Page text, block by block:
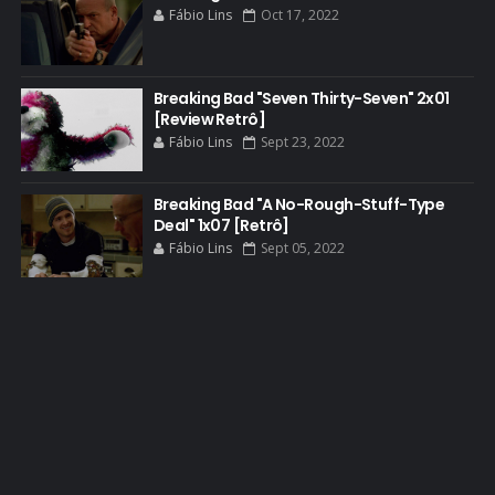
BLOOPERS
BLU-RAY
BOB ODENKIRK
BOB ODENKIRK CINEMA
BOB ODENKIRK TV
BREAKING BAD ART PROJECT
BREAKING BAD HISTORY
BREAKING BAD DA VIDA REAL
Fábio Lins Oct 17, 2022
Breaking Bad "Seven Thirty-Seven" 2x01
[Review Retrô]
Fábio Lins Sept 23, 2022
Breaking Bad "A No-Rough-Stuff-Type
Deal" 1x07 [Retrô]
Fábio Lins Sept 05, 2022